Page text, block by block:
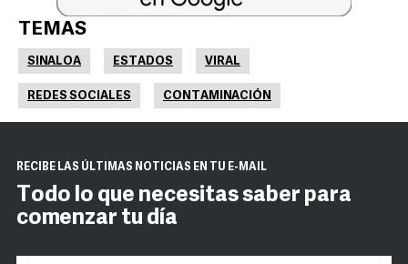
TEMAS
SINALOA ESTADOS VIRAL
REDES SOCIALES CONTAMINACIÓN
RECIBE LAS ÚLTIMAS NOTICIAS EN TU E-MAIL
Todo lo que necesitas saber para
comenzar tu día